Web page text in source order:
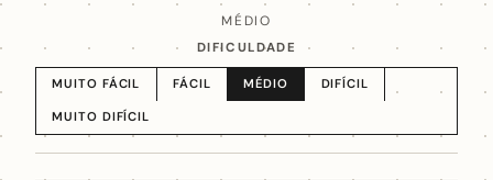
MÉDIO
DIFICULDADE
MUITO FÁCIL FÁCIL MÉDIO DIFÍCIL
MUITO DIFÍCIL